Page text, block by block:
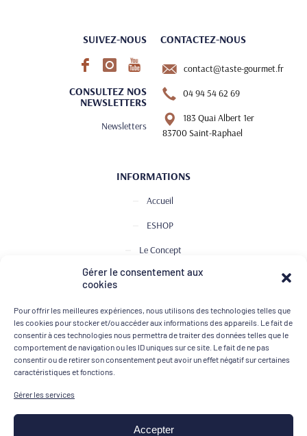
Gérer le consentement aux
cookies
Pour offrir les meilleures expériences, nous utilisons des technologies telles que
les cookies pour stocker et/ou accéder aux informations des appareils. Le fait de
consentir à ces technologies nous permettra de traiter des données telles que le
comportement de navigation ou les ID uniques sur ce site. Le fait de ne pas
consentir ou de retirer son consentement peut avoir un effet négatif sur certaines
caractéristiques et fonctions.
Gérer les services
Accepter
SUIVEZ-NOUS
CONSULTEZ NOS
NEWSLETTERS
Newsletters
CONTACTEZ-NOUS
contact@taste-gourmet.fr
04 94 54 62 69
183 Quai Albert 1er
83700 Saint-Raphael
INFORMATIONS
Accueil
ESHOP
Le Concept
Club de Dégustation
Contact
MOYENS DE PAIEMENT